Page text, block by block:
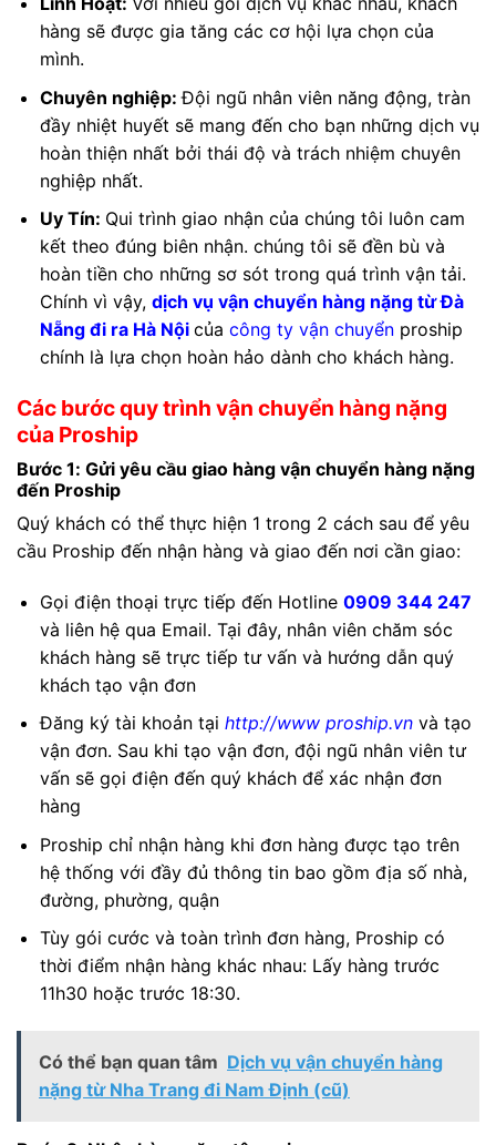
hàng sẽ được gia tăng các cơ hội lựa chọn của
mình.
Chuyên nghiệp:Đội ngũ nhân viên năng động, tràn
đầy nhiệt huyết sẽ mang đến cho bạn những dịch vụ
hoàn thiện nhất bởi thái độ và trách nhiệm chuyên
nghiệp nhất.
Uy Tín: Qui trình giao nhận của chúng tôi luôn cam
kết theo đúng biên nhận. chúng tôi sẽ đền bù và
hoàn tiền cho những sơ sót trong quá trình vận tải.
Chính vì vậy, dịch vụ vận chuyển hàng nặng từ Đà
Nẵng đi ra Hà Nội của công ty vận chuyểnproship
chính là lựa chọn hoàn hảo dành cho khách hàng.
Các bước quy trình vận chuyển hàng nặng
của Proship
Bước 1: Gửi yêu cầu giao hàng vận chuyển hàng nặng
đến Proship
Quý khách có thể thực hiện 1 trong 2 cách sau để yêu
cầu Proship đến nhận hàng và giao đến nơi cần giao:
Gọi điện thoại trực tiếp đến Hotline 0909 344 247
và liên hệ qua Email. Tại đây, nhân viên chăm sóc
khách hàng sẽ trực tiếp tư vấn và hướng dẫn quý
khách tạo vận đơn
Đăng ký tài khoản tại http://www proship.vnvà tạo
vận đơn. Sau khi tạo vận đơn, đội ngũ nhân viên tư
vấn sẽ gọi điện đến quý khách để xác nhận đơn
hàng
Proship chỉ nhận hàng khi đơn hàng được tạo trên
hệ thống với đầy đủ thông tin bao gồm địa số nhà,
đường, phường, quận
Tùy gói cước và toàn trình đơn hàng, Proship có
thời điểm nhận hàng khác nhau: Lấy hàng trước
11h30 hoặc trước 18:30.
Có thể bạn quan tâm Dịch vụ vận chuyển hàng
nặng từ Nha Trang đi Nam Định (cũ)